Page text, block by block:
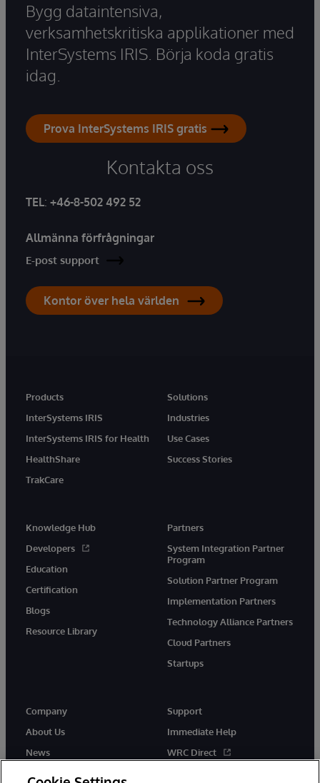
Bygg dataintensiva,
verksamhetskritiska applikationer med
InterSystems IRIS. Börja koda gratis
idag.
Prova InterSystems IRIS gratis
Kontakta oss
TEL: +46-8-502 492 52
Allmänna förfrågningar
E-post support
Kontor över hela världen
Products
InterSystems IRIS
InterSystems IRIS for Health
HealthShare
TrakCare
Solutions
Industries
Use Cases
Success Stories
Knowledge Hub
Developers
Education
Certification
Blogs
Resource Library
Partners
System Integration Partner
Program
Solution Partner Program
Implementation Partners
Technology Alliance Partners
Cloud Partners
Startups
Company
About Us
News
Support
Immediate Help
WRC Direct